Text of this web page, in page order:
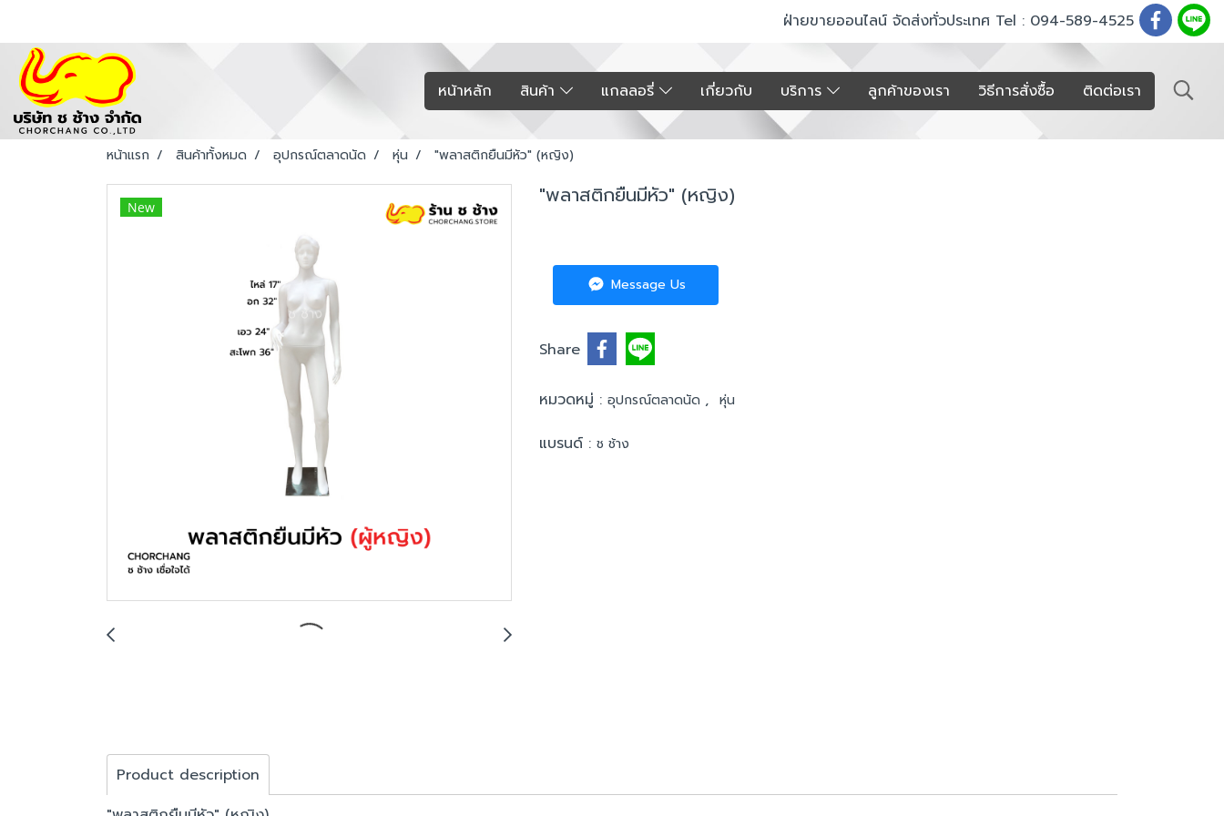
ฝ่ายขายออนไลน์ จัดส่งทั่วประเทศ Tel : 094-589-4525
หน้าหลัก สินค้า แกลลอรี่ เกี่ยวกับ บริการ ลูกค้าของเรา วิธีการสั่งซื้อ ติดต่อเรา
หน้าแรก สินค้าทั้งหมด อุปกรณ์ตลาดนัด หุ่น "พลาสติกยืนมีหัว" (หญิง)
New "พลาสติกยืนมีหัว" (หญิง)
Message Us
Share
หมวดหมู่ : อุปกรณ์ตลาดนัด , หุ่น
แบรนด์ : ช ช้าง
Product description